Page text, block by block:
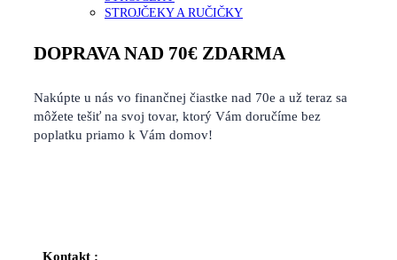
STROJČEKY A RUČIČKY
DOPRAVA NAD 70€ ZDARMA
Nakúpte u nás vo finančnej čiastke nad 70e a už teraz sa
môžete tešiť na svoj tovar, ktorý Vám doručíme bez
poplatku priamo k Vám domov!
Kontakt :